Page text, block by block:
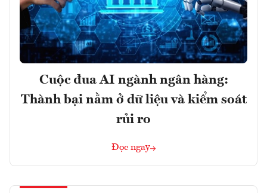
Cuộc đua AI ngành ngân hàng:
Thành bại nằm ở dữ liệu và kiểm soát
rủi ro
Đọc ngay